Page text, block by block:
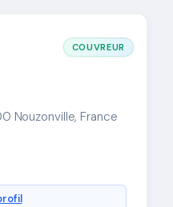
COUVREUR
Nouzonville, France